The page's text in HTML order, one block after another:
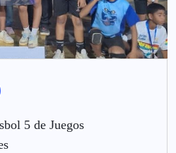
5 de Juegos